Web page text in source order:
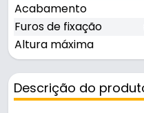
Acabamento
Furos de fixação
Altura máxima
Descrição do